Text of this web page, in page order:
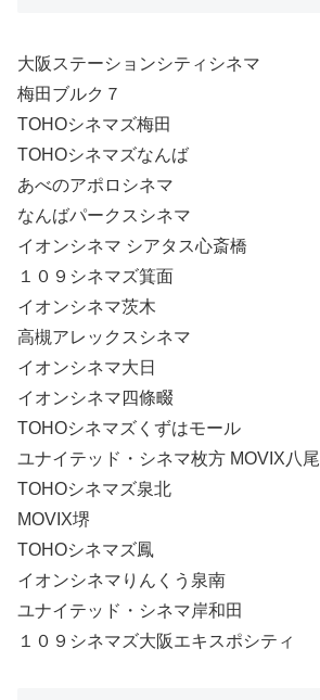
大阪ステーションシティシネマ
梅田ブルク７
TOHOシネマズ梅田
TOHOシネマズなんば
あべのアポロシネマ
なんばパークスシネマ
イオンシネマ シアタス心斎橋
１０９シネマズ箕面
イオンシネマ茨木
高槻アレックスシネマ
イオンシネマ大日
イオンシネマ四條畷
TOHOシネマズくずはモール
ユナイテッド・シネマ枚方 MOVIX八尾
TOHOシネマズ泉北
MOVIX堺
TOHOシネマズ鳳
イオンシネマりんくう泉南
ユナイテッド・シネマ岸和田
１０９シネマズ大阪エキスポシティ